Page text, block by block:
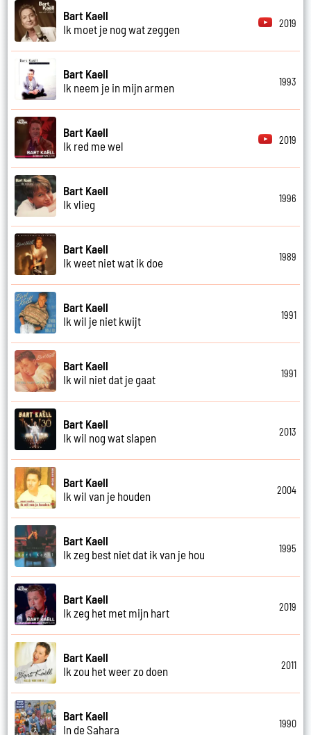
Bart Kaell
Ik moet je nog wat zeggen
2019
Bart Kaell
Ik neem je in mijn armen
1993
Bart Kaell
Ik red me wel
2019
Bart Kaell
Ik vlieg
1996
Bart Kaell
Ik weet niet wat ik doe
1989
Bart Kaell
Ik wil je niet kwijt
1991
Bart Kaell
Ik wil niet dat je gaat
1991
Bart Kaell
Ik wil nog wat slapen
2013
Bart Kaell
Ik wil van je houden
2004
Bart Kaell
Ik zeg best niet dat ik van je hou
1995
Bart Kaell
Ik zeg het met mijn hart
2019
Bart Kaell
Ik zou het weer zo doen
2011
Bart Kaell
In de Sahara
1990